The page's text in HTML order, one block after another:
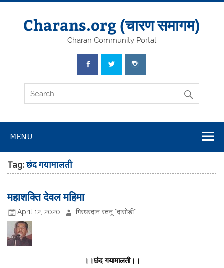
Skip
Charans.org (चारण समागम)
Charan Community Portal
MENU
Tag:छंद गयामालती
महाशक्ति देवल महिमा
April 12, 2020 गिरधरदान रतनू "दासोड़ी"
।।छंद गयामालती।।